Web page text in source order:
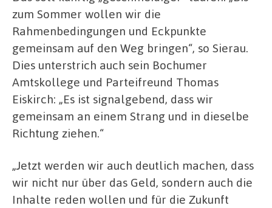
zum Sommer wollen wir die
Rahmenbedingungen und Eckpunkte
gemeinsam auf den Weg bringen“, so Sierau.
Dies unterstrich auch sein Bochumer
Amtskollege und Parteifreund Thomas
Eiskirch: „Es ist signalgebend, dass wir
gemeinsam an einem Strang und in dieselbe
Richtung ziehen.“
„Jetzt werden wir auch deutlich machen, dass
wir nicht nur über das Geld, sondern auch die
Inhalte reden wollen und für die Zukunft